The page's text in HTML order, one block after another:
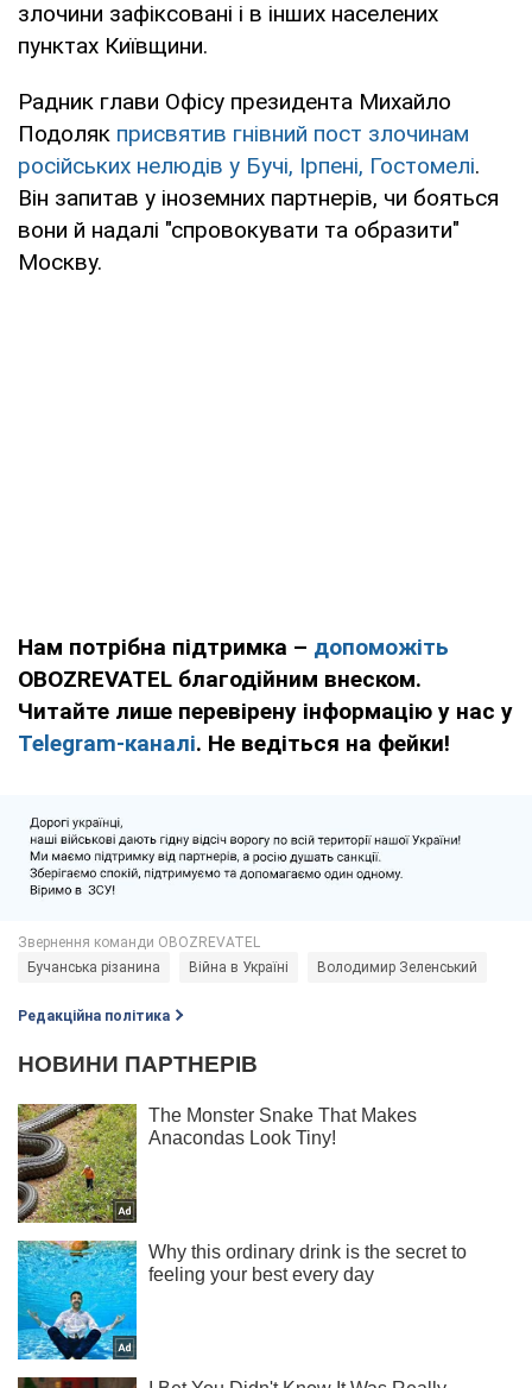
злочини зафіксовані і в інших населених
пунктах Київщини.
Радник глави Офісу президента Михайло
Подоляк присвятив гнівний пост злочинам
російських нелюдів у Бучі, Ірпені, Гостомелі.
Він запитав у іноземних партнерів, чи бояться
вони й надалі "спровокувати та образити"
Москву.
Нам потрібна підтримка – допоможіть
OBOZREVATEL благодійним внеском.
Читайте лише перевірену інформацію у нас у
Telegram-каналі. Не ведіться на фейки!
Бучанська різанина Війна в Україні Володимир Зеленський
Редакційна політика